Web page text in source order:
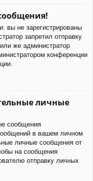
вы не зарегистрированы
запретил отправку
же администратор
конференции
личные
сообщения
в вашем личном
личные сообщения от
на сообщения
отправку личных